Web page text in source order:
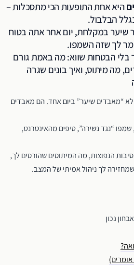
היא אחת התופעות הכי מתסכלות –
הבלבול.
שיער במקלחת, יום אחר אתה בטוח
לך שזה השמפו.
הבטחות שווא: מה באמת גורם
מה מיתוס, ואיך בונים שגרה
לא “מאבדים שיער” ביום אחד. הם מאבדים
שמפו “נגד נשירה”, טיפים מהאינטרנט,
הנפוצות, מה המיתוסים שהורסים לך,
נכון